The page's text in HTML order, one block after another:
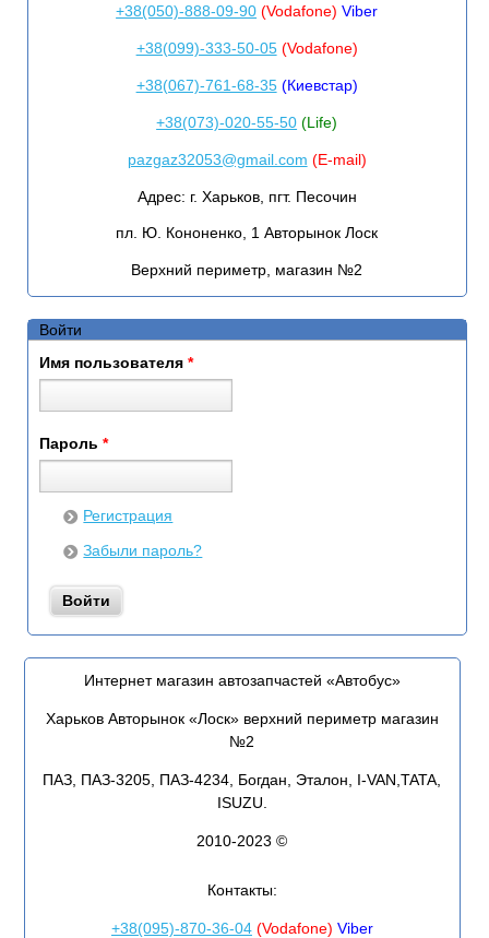
+38(050)-888-09-90 (Vodafone)Viber
+38(099)-333-50-05(Vodafone)
+38(067)-761-68-35(Киевстар)
+38(073)-020-55-50 (Life)
pazgaz32053@gmail.com (E-mail)
Адрес: г. Харьков, пгт. Песочин
пл. Ю. Кононенко, 1 Авторынок Лоск
Верхний периметр, магазин №2
Войти
Имя пользователя *
Пароль *
Регистрация
Забыли пароль?
Интернет магазин автозапчастей «Автобус»
Харьков Авторынок «Лоск» верхний периметр магазин
№2
ПАЗ, ПАЗ-3205, ПАЗ-4234, Богдан, Эталон, I-VAN,TATA,
ISUZU.
2010-2023 ©
Контакты:
+38(095)-870-36-04(Vodafone) Viber